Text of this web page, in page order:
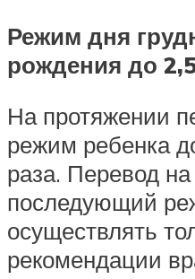
Режим дня
рождения до
На протяжении
режим ребенка
раза. Перевод
последующий
осуществлять
рекомендации